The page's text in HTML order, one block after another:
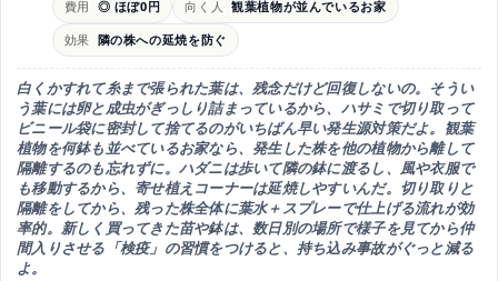
系統違いを交互に・効く相も確認
水やスプレーで追いつかない人
費用 ◎ ほぼ0円 向く人 観葉植物が並んでいるお家
効果 隣の株への延焼を防ぐ
白くかすれて糸まで張られた葉は、残念だけど回復しないの。そうい
う葉には卵と成虫がぎっしり詰まっているから、ハサミで切り取って
ビニール袋に密封して捨てるのがいちばん早い発生源対策だよ。観葉
植物を何鉢も並べているお家なら、 発生した株を他の植物から離して
隔離するのも忘れずに。ハダニは歩いて隣の鉢に渡るし、風や衣服で
も移動するから、寄せ植えコーナーは延焼しやすいんだ。切り取りと
隔離をしてから、残った株全体に葉水＋スプレーで仕上げる流れが効
率的。新しく買ってきた苗や鉢は、数日別の場所で様子を見てから仲
間入りさせる 「検疫」の習慣をつけると、持ち込み事故がぐっと減る
よ。